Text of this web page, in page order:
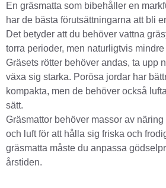
En gräsmatta som bibehåller en
har de bästa förutsättningarna att bli
Det betyder att du behöver vattna
torra perioder, men naturligtvis
Gräsets rötter behöver andas, ta upp
växa sig starka. Porösa jordar har
kompakta, men de behöver också
sätt.
Gräsmattor behöver massor av
och luft för att hålla sig friska och
gräsmatta måste du anpassa
årstiden.